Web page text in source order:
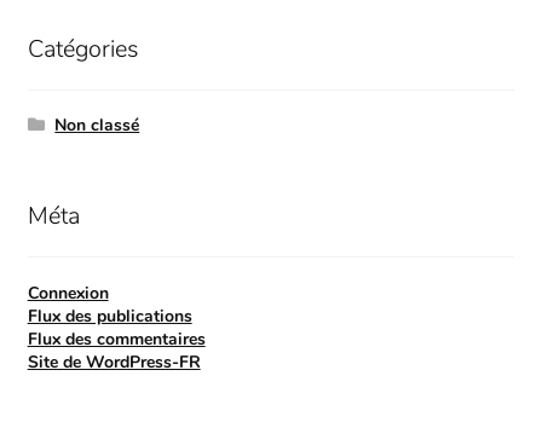
Catégories
Non classé
Méta
Connexion
Flux des publications
Flux des commentaires
Site de WordPress-FR